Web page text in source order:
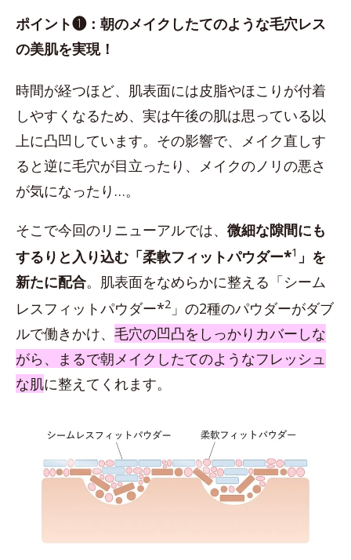
ポイント❶：朝のメイクしたてのような毛穴レス
の美肌を実現！
時間が経つほど、肌表面には皮脂やほこりが付着
しやすくなるため、実は午後の肌は思っている以
上に凸凹しています。その影響で、メイク直しす
ると逆に毛穴が目立ったり、メイクのノリの悪さ
が気になったり…。
そこで今回のリニューアルでは、 微細な隙間にも
するりと入り込む「柔軟フィットパウダー*1 」を
新たに配合。肌表面をなめらかに整える「シーム
レスフィットパウダー*2 」の2種のパウダーがダブ
ルで働きかけ、 毛穴の凹凸をしっかりカバーしな
がら、まるで朝メイクしたてのようなフレッシュ
な肌に整えてくれます。